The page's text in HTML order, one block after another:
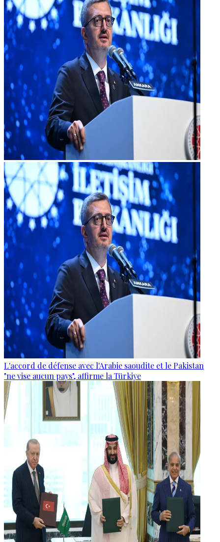
L'accord de défense avec l'Arabie saoudite et le Pakistan
"ne vise aucun pays", affirme la Türkiye